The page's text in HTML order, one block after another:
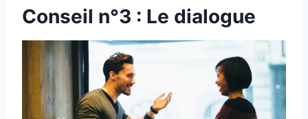
Conseil n°3 : Le dialogue